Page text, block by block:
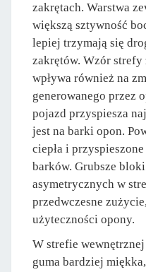
zakrętach. Warstwa
większą sztywność
lepiej trzymają się
zakrętów. Wzór
wpływa również na
generowanego przez
pojazd przyspiesza
jest na barki opon.
ciepła i
barków. Grubsze
asymetrycznych w
przedwczesne
użyteczności opony.
W strefie
guma bardziej